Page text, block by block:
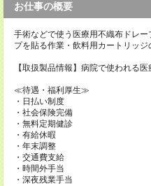
お仕事の概要
手術などで使う医療用不織布ドレ
プを貼る作業・飲料用カートリッジ
【取扱製品情報】病院で使われる
≪待遇・福利厚生≫
・日払い制度
・社会保険完備
・無料定期健診
・有給休暇
・年末調整
・交通費支給
・時間外手当
・深夜残業手当